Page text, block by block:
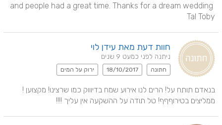
and people had a great time. Thanks for a dream wedding
Tal Toby
חוות דעת מאת עידן לוי
ניתנה לפני כמעט 9 שנים
חתונה 18/10/2017 ירוק על המים
ממליצים בטירוףףף! טל תודה על ההשקעה אין עליך !!!!